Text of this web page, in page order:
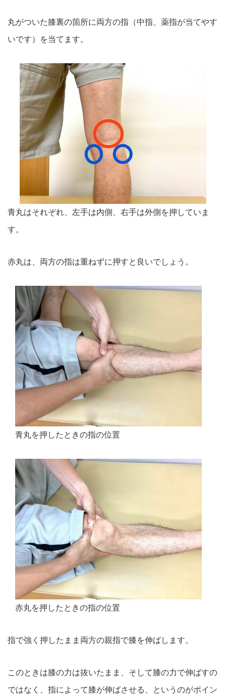
丸がついた膝裏の箇所に両方の指（中指、薬指が当てやす
いです）を当てます。
青丸はそれぞれ、左手は内側、右手は外側を押していま
す。
赤丸は、両方の指は重ねずに押すと良いでしょう。
青丸を押したときの指の位置
赤丸を押したときの指の位置
指で強く押したまま両方の親指で膝を伸ばします。
このときは膝の力は抜いたまま、そして膝の力で伸ばすの
ではなく、指によって膝が伸ばさせる、というのがポイン